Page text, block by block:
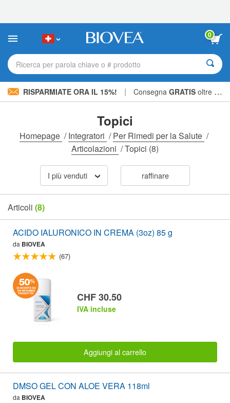
sito
include
sistema
0
Ricerca per parola chiave o # prodotto
RISPARMIATE ORA IL 15%! | Consegna GRATIS oltre CHF 56.00 »
Topici
Homepage /Integratori /Per Rimedi per la Salute /
Articolazioni /Topici (8)
I più venduti raffinare
Articoli (8)
ACIDO IALURONICO IN CREMA (3oz) 85 g
da BIOVEA
(67)
CHF 30.50
IVA incluse
Aggiungi al carrello
DMSO GEL CON ALOE VERA 118ml
da BIOVEA